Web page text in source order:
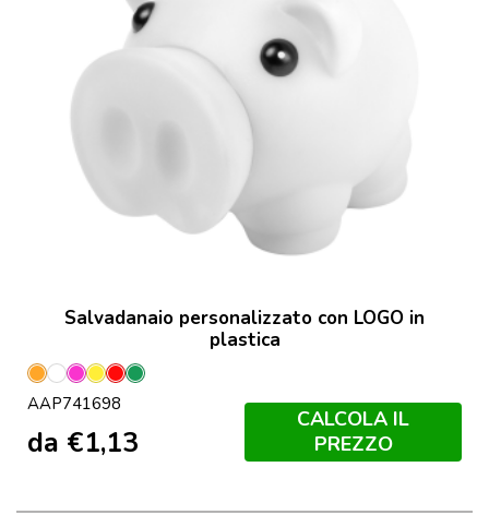
Salvadanaio personalizzato con LOGO in
plastica
Arancione
Bianco
Fucsia
Giallo
RossoVerde
AAP741698
da €1,13
CALCOLA IL
PREZZO